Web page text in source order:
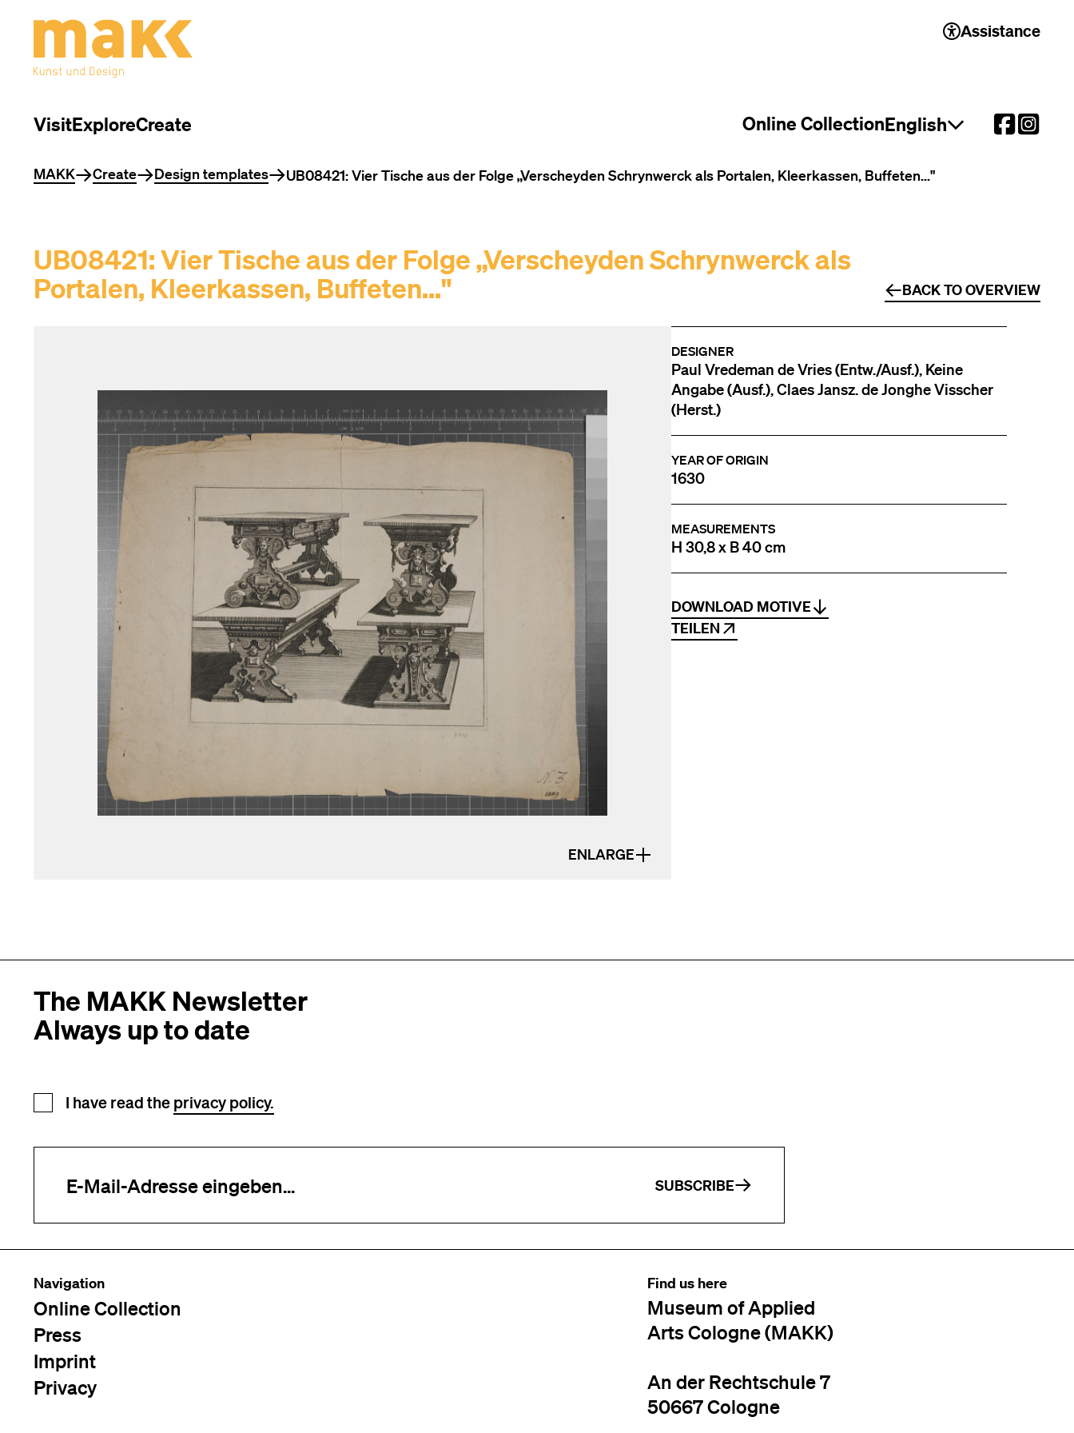
Assistance
VisitExploreCreate Online CollectionOpen language
English
You are here
MAKK Create Design templates UB08421: Vier Tische aus der Folge „Verscheyden Schrynwerck als Portalen, Kleerkassen, Buffeten..."
UB08421: Vier Tische aus der Folge „Verscheyden Schrynwerck als
Portalen, Kleerkassen, Buffeten..."
BACK TO OVERVIEW
ENLARGE
DESIGNER
Paul Vredeman de Vries (Entw./Ausf.), Keine
Angabe (Ausf.), Claes Jansz. de Jonghe Visscher
(Herst.)
YEAR OF ORIGIN
1630
MEASUREMENTS
H 30,8 x B 40 cm
DOWNLOAD MOTIVE
TEILEN
The MAKK Newsletter
Always up to date
Newsletter registration
I have read the privacy policy.
SUBSCRIBE
Navigation
Online Collection
Press
Imprint
Privacy
Find us here
Museum of Applied
Arts Cologne (MAKK)
An der Rechtschule 7
50667 Cologne